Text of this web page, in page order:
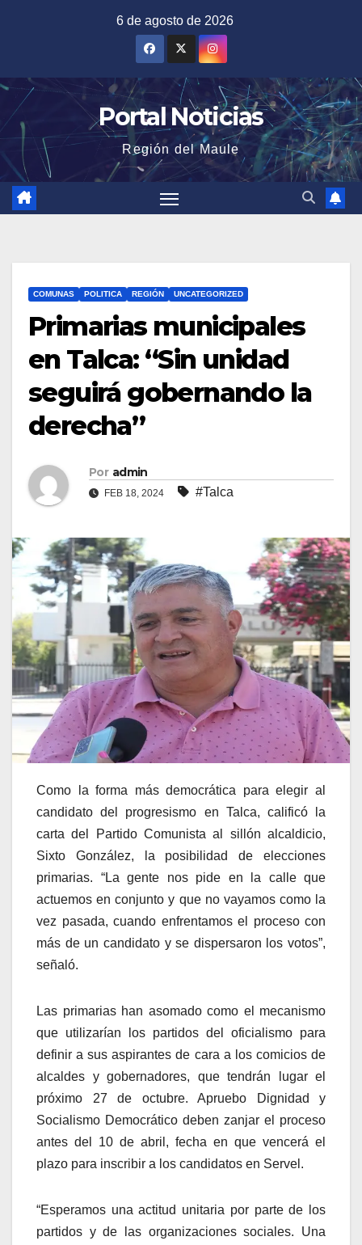
6 de agosto de 2026
Portal Noticias
Región del Maule
COMUNAS POLITICA REGIÓN UNCATEGORIZED
Primarias municipales
en Talca: “Sin unidad
seguirá gobernando la
derecha”
Por admin
FEB 18, 2024 #Talca
Como la forma más democrática para elegir al
candidato del progresismo en Talca, calificó la
carta del Partido Comunista al sillón alcaldicio,
Sixto González, la posibilidad de elecciones
primarias. “La gente nos pide en la calle que
actuemos en conjunto y que no vayamos como la
vez pasada, cuando enfrentamos el proceso con
más de un candidato y se dispersaron los votos”,
señaló.
Las primarias han asomado como el mecanismo
que utilizarían los partidos del oficialismo para
definir a sus aspirantes de cara a los comicios de
alcaldes y gobernadores, que tendrán lugar el
próximo 27 de octubre. Apruebo Dignidad y
Socialismo Democrático deben zanjar el proceso
antes del 10 de abril, fecha en que vencerá el
plazo para inscribir a los candidatos en Servel.
“Esperamos una actitud unitaria por parte de los
partidos y de las organizaciones sociales. Una